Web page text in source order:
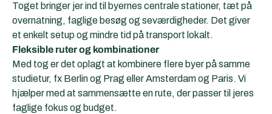
Toget bringer jer ind til byernes centrale stationer, tæt på
overnatning, faglige besøg og seværdigheder. Det giver
et enkelt setup og mindre tid på transport lokalt.
Fleksible ruter og kombinationer
Med tog er det oplagt at kombinere flere byer på samme
studietur, fx Berlin og Prag eller Amsterdam og Paris. Vi
hjælper med at sammensætte en rute, der passer til jeres
faglige fokus og budget.